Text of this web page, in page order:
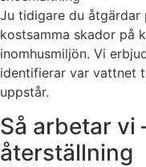
Ju tidigare du åtgärdar
kostsamma skador på
inomhusmiljön. Vi
identifierar var vattnet
uppstår.
Så arbetar vi
återställning